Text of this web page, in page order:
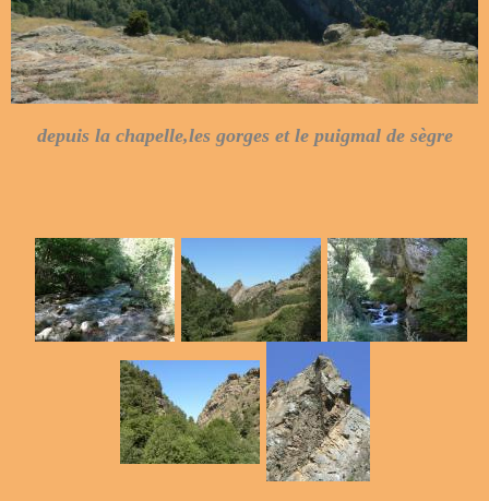
depuis la chapelle,les gorges et le puigmal de sègre